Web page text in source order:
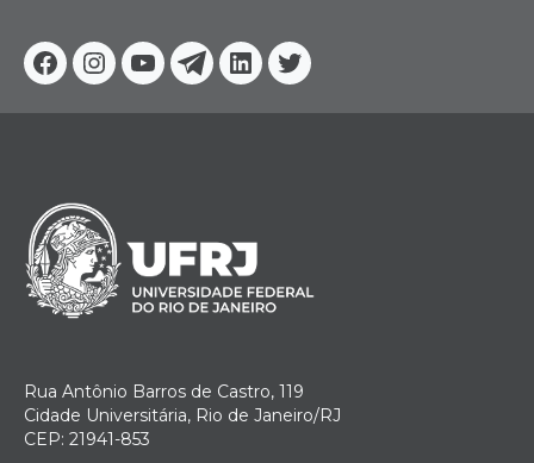
Facebook
Instagram
YoutubeTelegram
Linkedin
Twitter
Rua Antônio Barros de Castro, 119
Cidade Universitária, Rio de Janeiro/RJ
CEP: 21941-853